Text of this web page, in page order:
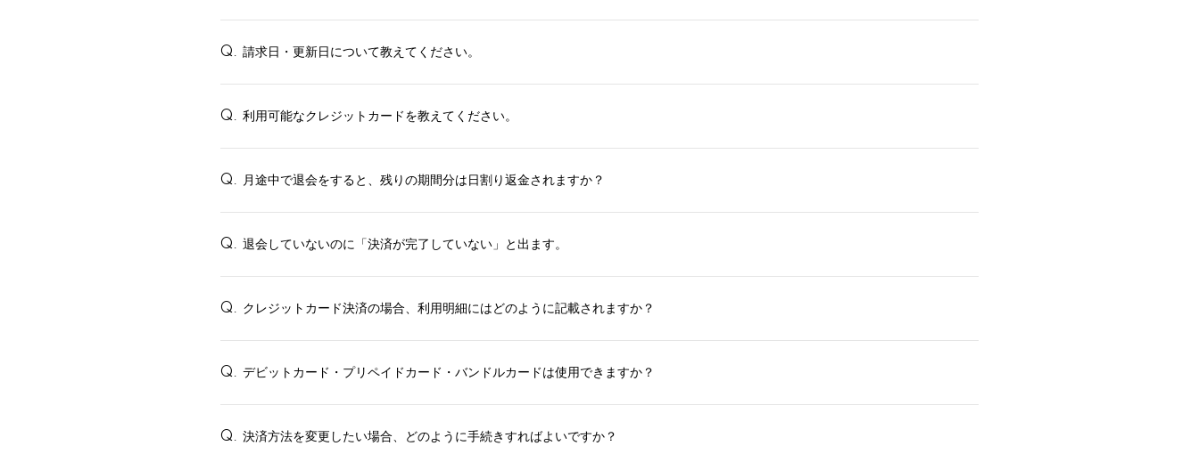
HOME
BIOGRAPHY
会員登録 ログイン
FANCLUB
Q. 請求日・更新日について教えてください。
Q. 利用可能なクレジットカードを教えてください。
Q. 月途中で退会をすると、残りの期間分は日割り返金されますか？
Q. 退会していないのに「決済が完了していない」と出ます。
Q. クレジットカード決済の場合、利用明細にはどのように記載されますか？
Q. デビットカード・プリペイドカード・バンドルカードは使用できますか？
Q. 決済方法を変更したい場合、どのように手続きすればよいですか？